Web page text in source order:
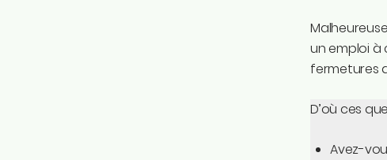
un emploi à
fermetures
D’où ces
Avez-